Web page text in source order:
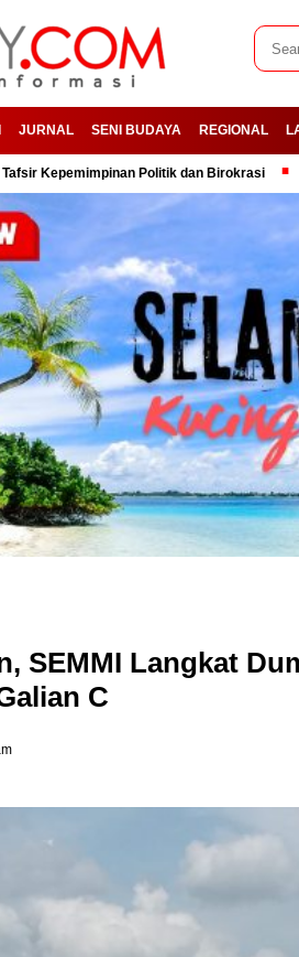
JURNAL SENI BUDAYA REGIONAL
Politik dan Birokrasi Bangga!
SEMMI Langkat
C